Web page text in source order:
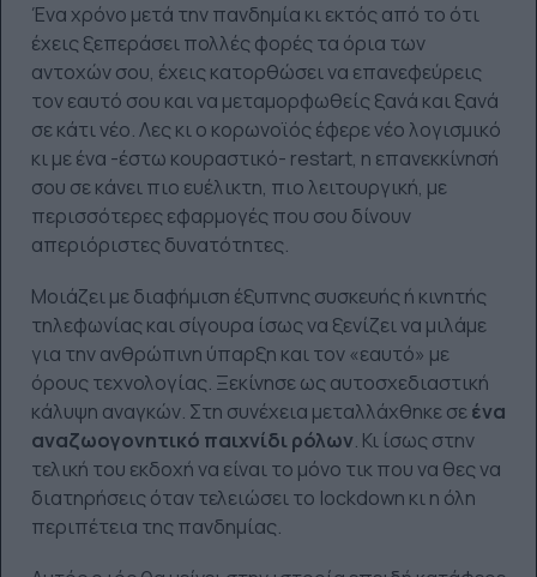
Ένα χρόνο μετά την πανδημία κι εκτός από το ότι
έχεις ξεπεράσει πολλές φορές τα όρια των
αντοχών σου, έχεις κατορθώσει να επανεφεύρεις
τον εαυτό σου και να μεταμορφωθείς ξανά και ξανά
σε κάτι νέο. Λες κι ο κορωνοϊός έφερε νέο λογισμικό
κι με ένα -έστω κουραστικό- restart, η επανεκκίνησή
σου σε κάνει πιο ευέλικτη, πιο λειτουργική, με
περισσότερες εφαρμογές που σου δίνουν
απεριόριστες δυνατότητες.
Μοιάζει με διαφήμιση έξυπνης συσκευής ή κινητής
τηλεφωνίας και σίγουρα ίσως να ξενίζει να μιλάμε
για την ανθρώπινη ύπαρξη και τον «εαυτό» με
όρους τεχνολογίας. Ξεκίνησε ως αυτοσχεδιαστική
κάλυψη αναγκών. Στη συνέχεια μεταλλάχθηκε σεένα
αναζωογονητικό παιχνίδι ρόλων. Κι ίσως στην
τελική του εκδοχή να είναι το μόνο τικ που να θες να
διατηρήσεις όταν τελειώσει το lockdown κι η όλη
περιπέτεια της πανδημίας.